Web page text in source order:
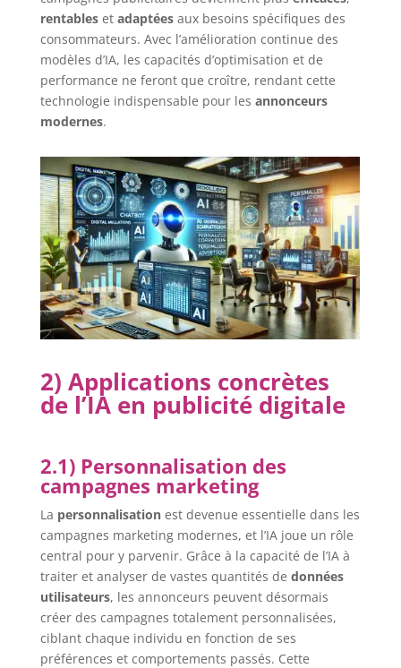
rentableset adaptéesaux besoins spécifiques des
consommateurs. Avec l’amélioration continue des
modèles d’IA, les capacités d’optimisation et de
performance ne feront que croître, rendant cette
technologie indispensable pour les annonceurs
modernes.
2) Applications concrètes
de l’IA en publicité digitale
2.1) Personnalisation des
campagnes marketing
La personnalisationest devenue essentielle dans les
campagnes marketing modernes, et l’IA joue un rôle
central pour y parvenir. Grâce à la capacité de l’IA à
traiter et analyser de vastes quantités de données
utilisateurs, les annonceurs peuvent désormais
créer des campagnes totalement personnalisées,
ciblant chaque individu en fonction de ses
préférences et comportements passés. Cette